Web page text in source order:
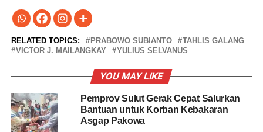
RELATED TOPICS: PRABOWO SUBIANTO
TAHLIS GALANG
VICTOR J. MAILANGKAY
YULIUS SELVANUS
YOU MAY LIKE
Pemprov Sulut Gerak Cepat Salurkan
Bantuan untuk Korban Kebakaran
Asgap Pakowa